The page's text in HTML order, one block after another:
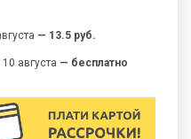
— 13.5 руб.
августа — бесплатно